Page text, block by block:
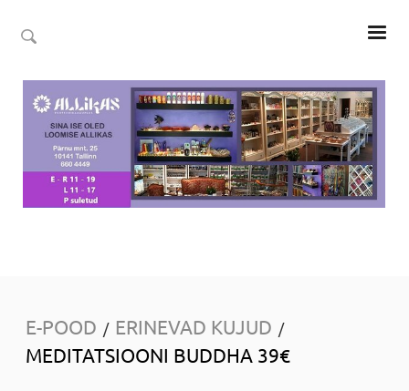
E-POOD / ERINEVAD KUJUD /
MEDITATSIOONI BUDDHA 39€